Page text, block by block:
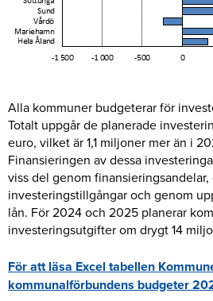
Alla kommuner budgeterar för
Totalt uppgår de planerade
euro, vilket är 1,1 miljoner mer än i
Finansieringen av dessa
viss del genom
investeringstillgångar och genom
lån. För 2024 och 2025 planerar
investeringsutgifter om drygt 14
För att läsa Excel tabellen
kommunalförbundens budgeter